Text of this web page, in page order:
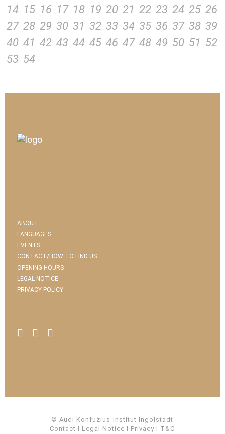
14 15 16 17 18 19 20 21 22 23 24 25 26
27 28 29 30 31 32 33 34 35 36 37 38 39
40 41 42 43 44 45 46 47 48 49 50 51 52
53 54
ABOUT
LANGUAGES
EVENTS
CONTACT/HOW TO FIND US
OPENING HOURS
LEGAL NOTICE
PRIVACY POLICY
© Audi Konfuzius-Institut Ingolstadt
Contact I Legal Notice I Privacy I T&C